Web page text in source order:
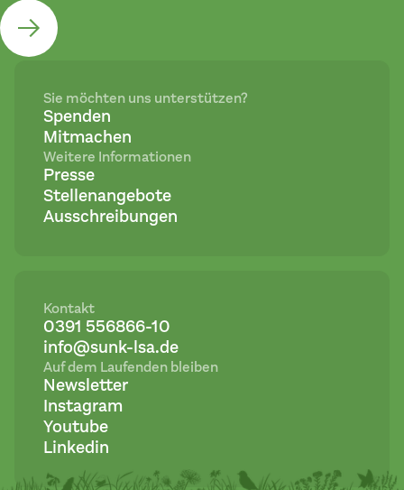
Sie möchten uns unterstützen?
Spenden
Mitmachen
Weitere Informationen
Presse
Stellenangebote
Ausschreibungen
Kontakt
0391 556866-10
info@sunk-lsa.de
Auf dem Laufenden bleiben
Newsletter
Instagram
Youtube
Linkedin